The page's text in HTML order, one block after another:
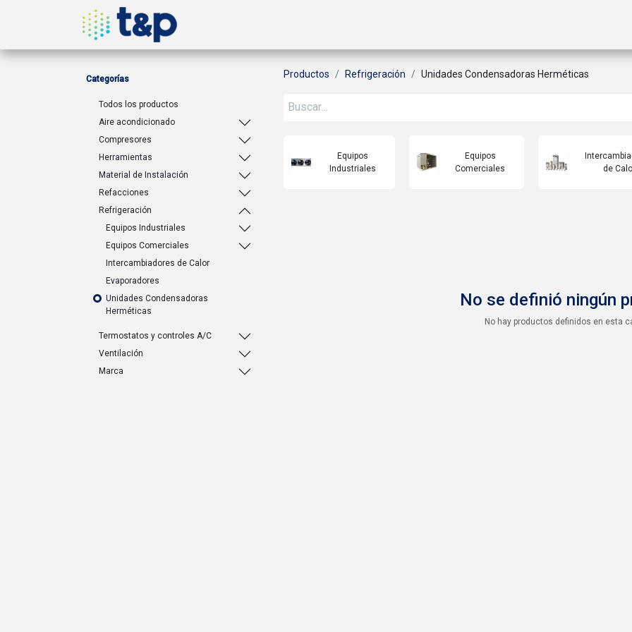
Categorías
Todos los productos
Aire acondicionado
Compresores
Herramientas
Material de Instalación
Refacciones
Refrigeración
Equipos Industriales
Equipos Comerciales
Intercambiadores de Calor
Evaporadores
Unidades Condensadoras
Herméticas
Termostatos y controles A/C
Ventilación
Marca
Productos Refrigeración Unidades Condensadoras Herméticas
Equipos
Industriales
Equipos
Comerciales
de
No se definió ningún
No hay productos definidos en esta